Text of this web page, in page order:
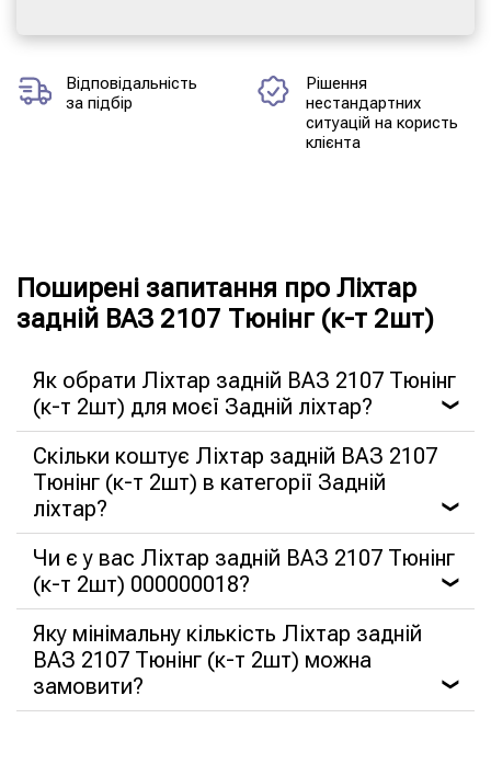
Відповідальність
за підбір
Рішення
нестандартних
ситуацій на користь
клієнта
Поширені запитання про Ліхтар
задній ВАЗ 2107 Тюнінг (к-т 2шт)
Як обрати Ліхтар задній ВАЗ 2107 Тюнінг
(к-т 2шт) для моєї Задній ліхтар?
❯
Скільки коштує Ліхтар задній ВАЗ 2107
Тюнінг (к-т 2шт) в категорії Задній
ліхтар?
❯
Чи є у вас Ліхтар задній ВАЗ 2107 Тюнінг
(к-т 2шт) 000000018?
❯
Яку мінімальну кількість Ліхтар задній
ВАЗ 2107 Тюнінг (к-т 2шт) можна
замовити?
❯